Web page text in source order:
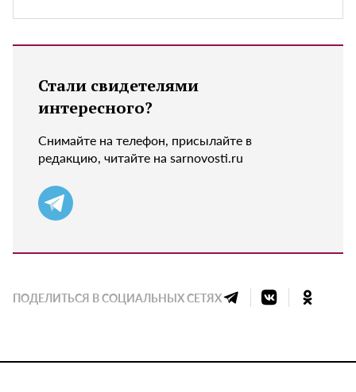
Стали свидетелями
интересного?
Снимайте на телефон, присылайте в
редакцию, читайте на sarnovosti.ru
ПОДЕЛИТЬСЯ В СОЦИАЛЬНЫХ СЕТЯХ